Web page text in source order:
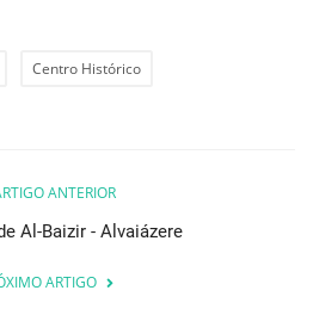
Centro Histórico
ANTERIOR
Al-Baizir - Alvaiázere
ARTIGO